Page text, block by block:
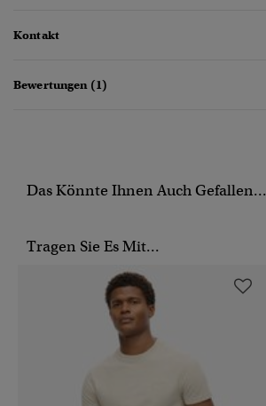
Kontakt
Bewertungen (1)
Das Könnte Ihnen Auch Gefallen...
Tragen Sie Es Mit...